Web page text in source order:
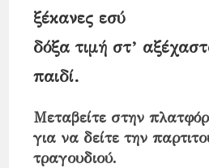
ξέκανες εσύ
δόξα τιμή στ’
παιδί.
Μεταβείτε στην
για να δείτε την
τραγουδιού.